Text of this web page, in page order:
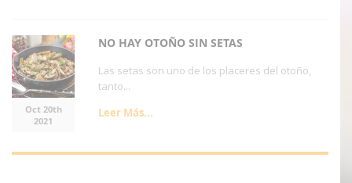
Oct 20th
2021
NO HAY OTOÑO SIN SETAS
Las setas son uno de los placeres del otoño,
tanto...
Leer Más...